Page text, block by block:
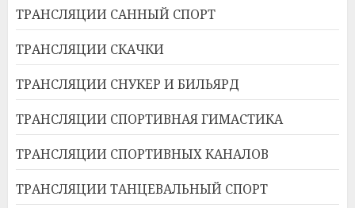
ТРАНСЛЯЦИИ САННЫЙ СПОРТ
ТРАНСЛЯЦИИ СКАЧКИ
ТРАНСЛЯЦИИ СНУКЕР И БИЛЬЯРД
ТРАНСЛЯЦИИ СПОРТИВНАЯ ГИМАСТИКА
ТРАНСЛЯЦИИ СПОРТИВНЫХ КАНАЛОВ
ТРАНСЛЯЦИИ ТАНЦЕВАЛЬНЫЙ СПОРТ